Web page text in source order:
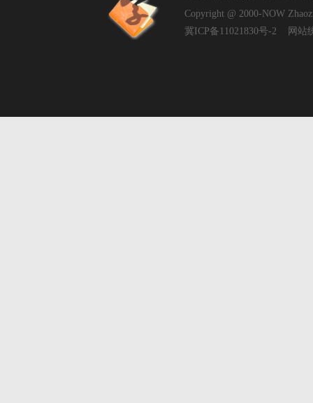
Copyright @ 2000-NOW
冀ICP备11021830号-2
网站